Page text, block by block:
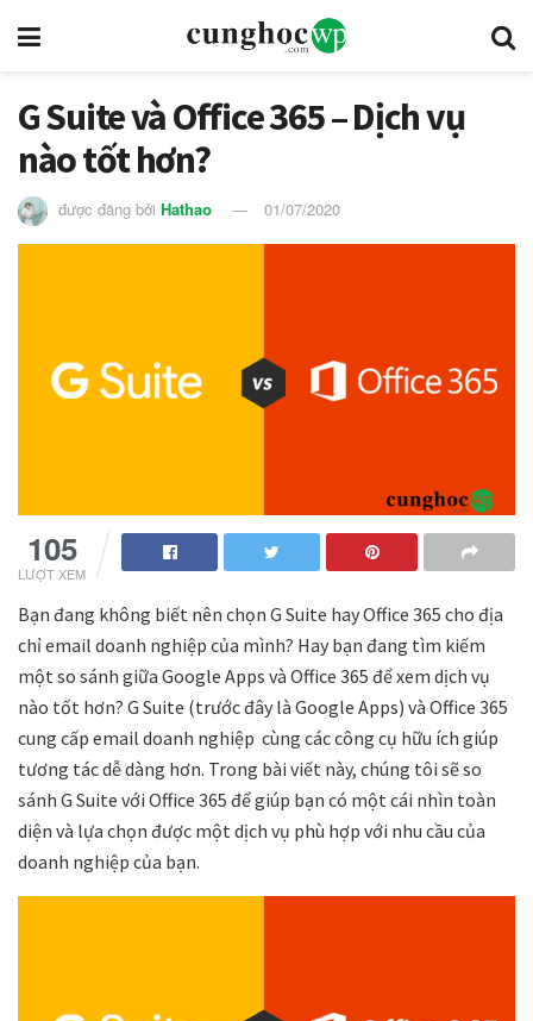
G Suite và Office 365 – Dịch vụ
nào tốt hơn?
được đăng bởi Hathao 01/07/2020
105
LƯỢT XEM
Bạn đang không biết nên chọn G Suite hay Office 365 cho địa
chỉ email doanh nghiệp của mình? Hay bạn đang tìm kiếm
một so sánh giữa Google Apps và Office 365 để xem dịch vụ
nào tốt hơn? G Suite (trước đây là Google Apps) và Office 365
cung cấp email doanh nghiệp cùng các công cụ hữu ích giúp
tương tác dễ dàng hơn. Trong bài viết này, chúng tôi sẽ so
sánh G Suite với Office 365 để giúp bạn có một cái nhìn toàn
diện và lựa chọn được một dịch vụ phù hợp với nhu cầu của
doanh nghiệp của bạn.